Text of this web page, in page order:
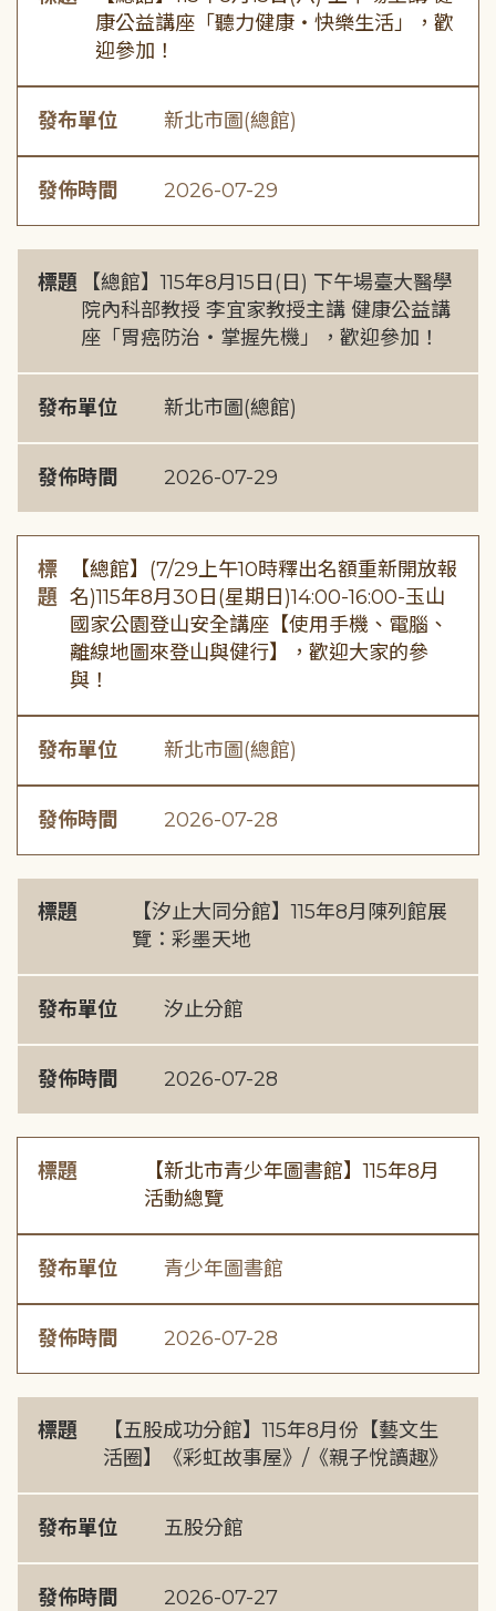
康公益講座「聽力健康・快樂生活」，歡
迎參加！
發布單位 新北市圖(總館)
發佈時間 2026-07-29
標題
【總館】115年8月15日(日) 下午場臺大醫學
院內科部教授 李宜家教授主講 健康公益講
座「胃癌防治・掌握先機」，歡迎參加！
發布單位 新北市圖(總館)
發佈時間 2026-07-29
標
題
【總館】(7/29上午10時釋出名額重新開放報
名)115年8月30日(星期日)14:00-16:00-玉山
國家公園登山安全講座【使用手機、電腦、
離線地圖來登山與健行】，歡迎大家的參
與！
發布單位 新北市圖(總館)
發佈時間 2026-07-28
標題
【汐止大同分館】115年8月陳列館展
覽：彩墨天地
發布單位 汐止分館
發佈時間 2026-07-28
標題
【新北市青少年圖書館】115年8月
活動總覽
發布單位 青少年圖書館
發佈時間 2026-07-28
標題
【五股成功分館】115年8月份【藝文生
活圈】《彩虹故事屋》/《親子悅讀趣》
發布單位 五股分館
發佈時間 2026-07-27